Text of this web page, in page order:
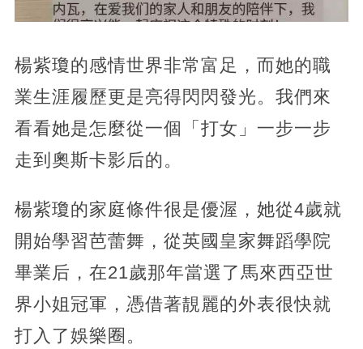
楊紫瓊的感情世界非常富足，而她的職
業生涯履歷更是亮得閃閃發光。我們來
看看她是怎麼從一個「打女」一步一步
走到奧斯卡影后的。
楊紫瓊的家庭條件很是優渥，她從4歲就
開始學習芭蕾舞，從英國皇家舞蹈學院
畢業后，在21歲那年當選了馬來西亞世
界小姐冠軍，憑借著靚麗的外表很快就
打入了娛樂圈。